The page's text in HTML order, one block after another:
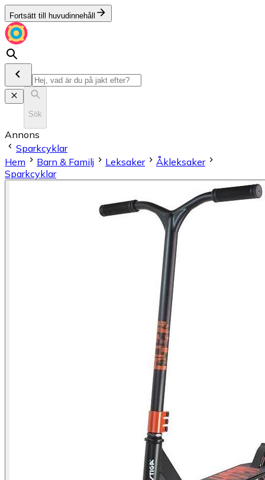
Fortsätt till huvudinnehåll
Sök
Annons
Sparkcyklar
Hem
Barn & Familj Leksaker
Åkleksaker
Sparkcyklar